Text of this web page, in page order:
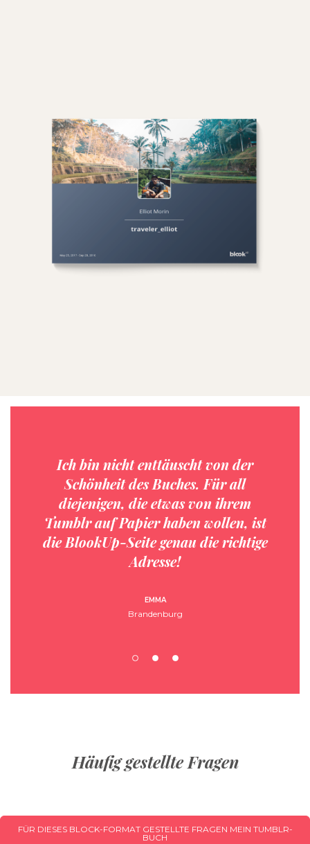
Ich bin nicht enttäuscht von der
Schönheit des Buches. Für all
diejenigen, die etwas von ihrem
Tumblr auf Papier haben wollen, ist
die BlookUp-Seite genau die richtige
Adresse!
EMMA
Brandenburg
Häufig gestellte Fragen
FÜR DIESES BLOCK-FORMAT GESTELLTE FRAGEN MEIN TUMBLR-
BUCH